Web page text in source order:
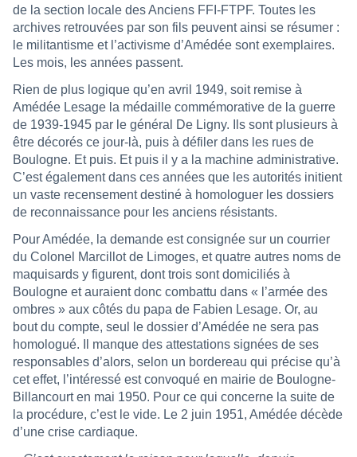
de la section locale des Anciens FFI-FTPF. Toutes les
archives retrouvées par son fils peuvent ainsi se résumer :
le militantisme et l’activisme d’Amédée sont exemplaires.
Les mois, les années passent.
Rien de plus logique qu’en avril 1949, soit remise à
Amédée Lesage la médaille commémorative de la guerre
de 1939-1945 par le général De Ligny. Ils sont plusieurs à
être décorés ce jour-là, puis à défiler dans les rues de
Boulogne. Et puis. Et puis il y a la machine administrative.
C’est également dans ces années que les autorités initient
un vaste recensement destiné à homologuer les dossiers
de reconnaissance pour les anciens résistants.
Pour Amédée, la demande est consignée sur un courrier
du Colonel Marcillot de Limoges, et quatre autres noms de
maquisards y figurent, dont trois sont domiciliés à
Boulogne et auraient donc combattu dans « l’armée des
ombres » aux côtés du papa de Fabien Lesage. Or, au
bout du compte, seul le dossier d’Amédée ne sera pas
homologué. Il manque des attestations signées de ses
responsables d’alors, selon un bordereau qui précise qu’à
cet effet, l’intéressé est convoqué en mairie de Boulogne-
Billancourt en mai 1950. Pour ce qui concerne la suite de
la procédure, c’est le vide. Le 2 juin 1951, Amédée décède
d’une crise cardiaque.